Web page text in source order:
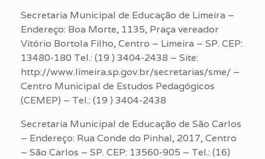
Secretaria Municipal de Educação de Limeira –
Endereço: Boa Morte, 1135, Praça vereador
Vitório Bortola Filho, Centro – Limeira – SP. CEP:
13480-180 Tel.: (19 ) 3404-2438 – Site:
http://www.limeira.sp.gov.br/secretarias/sme/ –
Centro Municipal de Estudos Pedagógicos
(CEMEP) – Tel.: (19 ) 3404-2438
Secretaria Municipal de Educação de São Carlos
– Endereço: Rua Conde do Pinhal, 2017, Centro
– São Carlos – SP. CEP: 13560-905 – Tel.: (16)